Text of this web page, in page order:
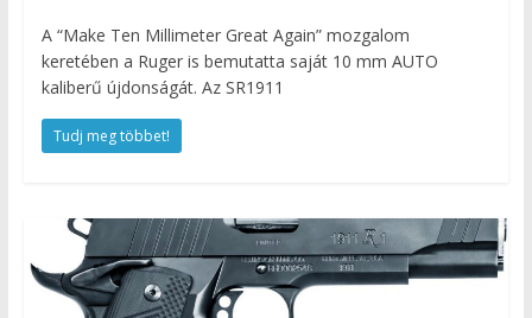
A “Make Ten Millimeter Great Again” mozgalom
keretében a Ruger is bemutatta saját 10 mm AUTO
kaliberű újdonságát. Az SR1911
Tudj meg többet!